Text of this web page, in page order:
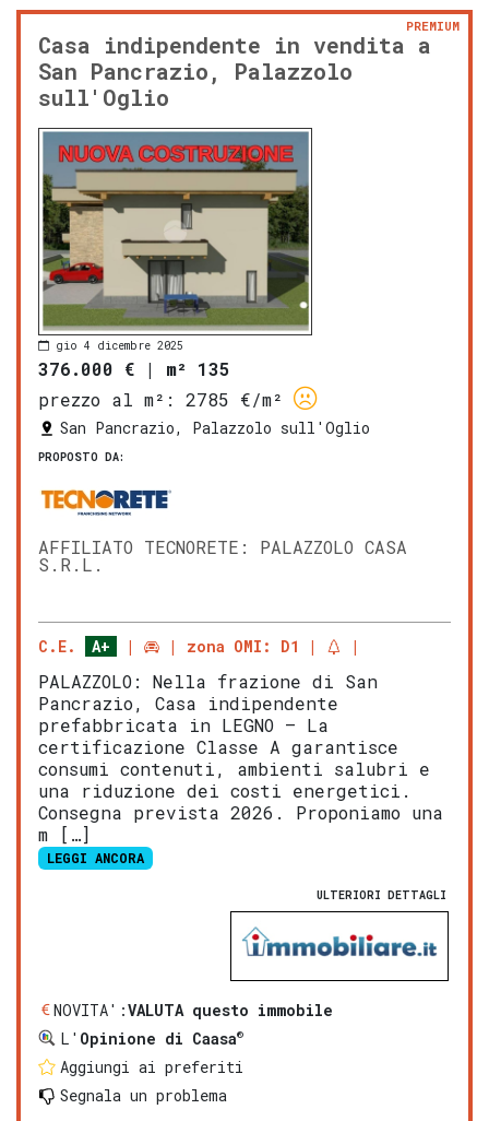
Casa indipendente in vendita a
San Pancrazio, Palazzolo
sull'Oglio
PREMIUM
gio 4 dicembre 2025
376.000 € | m² 135
prezzo al m²:
2785 €/m²
San Pancrazio, Palazzolo sull'Oglio
PROPOSTO DA:
AFFILIATO TECNORETE: PALAZZOLO CASA
S.R.L.
C.E. A+ zona OMI: D1
PALAZZOLO: Nella frazione di San
Pancrazio, Casa indipendente
prefabbricata in LEGNO – La
certificazione Classe A garantisce
consumi contenuti, ambienti salubri e
una riduzione dei costi energetici.
Consegna prevista 2026. Proponiamo una
m […]
LEGGI ANCORA
ULTERIORI DETTAGLI
NOVITA':VALUTA questo immobile
L' Opinione di Caasa®
Aggiungi ai preferiti
Segnala un problema